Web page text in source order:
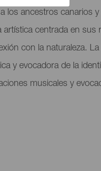
los ancestros canarios
centrada en sus
con la naturaleza.
y evocadora de la
musicales y